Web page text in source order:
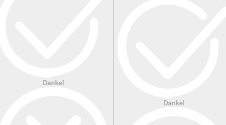
Danke!
Danke!